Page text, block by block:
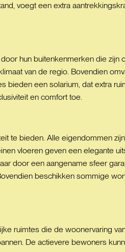
voegt een extra
hun buitenkenmerken die
van de regio. Bovendien
een solarium, dat extra
en comfort toe.
te bieden. Alle eigendommen
vloeren geven een elegante
door een aangename sfeer
beschikken sommige
ruimtes die de woonervaring
De actievere bewoners